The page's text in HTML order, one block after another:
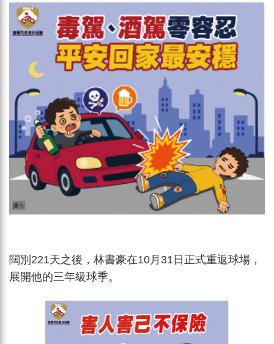
闊別221天之後，林書豪在10月31日正式重返球場，
展開他的三年級球季。